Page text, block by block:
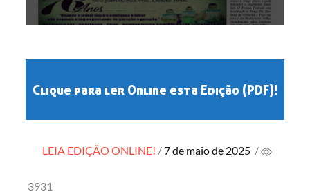
Clique para ler Online esta Edição (PDF)!
LEIA EDIÇÃO ONLINE! Posted
7 de maio de 2025 /
3931